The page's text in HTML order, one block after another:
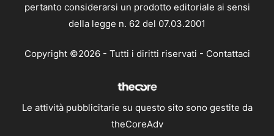
pertanto considerarsi un prodotto editoriale ai sensi
della legge n. 62 del 07.03.2001
Copyright ©2026 - Tutti i diritti riservati - Contattaci
Le attività pubblicitarie su questo sito sono gestite da
theCoreAdv